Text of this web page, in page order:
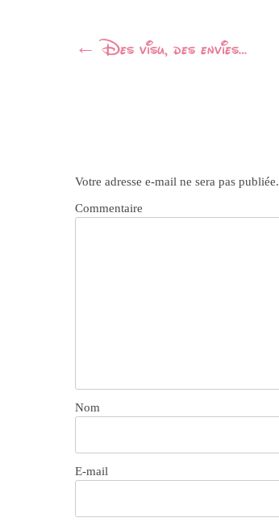
Navigation
← Des visu, des envies…
Votre adresse e-mail ne sera pas publiée.
Commentaire
Nom
E-mail